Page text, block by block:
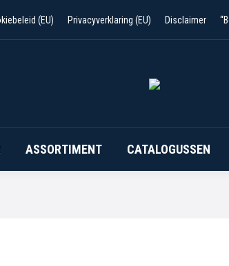
(EU) Privacyverklaring (EU) Disclaimer
ASSORTIMENT CATALOGUSSEN